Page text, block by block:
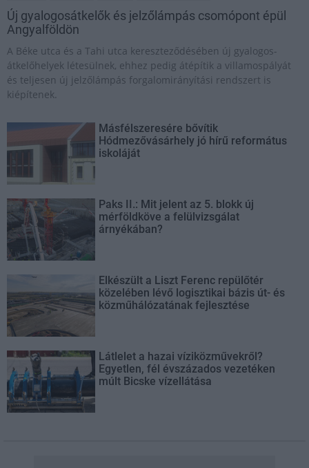
Új gyalogosátkelők és jelzőlámpás csomópont épül
Angyalföldön
A Béke utca és a Tahi utca kereszteződésében új gyalogos-
átkelőhelyek létesülnek, ehhez pedig átépítik a villamospályát
és teljesen új jelzőlámpás forgalomirányítási rendszert is
kiépítenek.
Másfélszeresére bővítik
Hódmezővásárhely jó hírű református
iskoláját
Paks II.: Mit jelent az 5. blokk új
mérföldköve a felülvizsgálat
árnyékában?
Elkészült a Liszt Ferenc repülőtér
közelében lévő logisztikai bázis út- és
közműhálózatának fejlesztése
Látlelet a hazai víziközművekről?
Egyetlen, fél évszázados vezetéken
múlt Bicske vízellátása